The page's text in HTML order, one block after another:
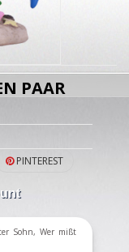
PAAR
PINTEREST
Sohn, Wer mißt